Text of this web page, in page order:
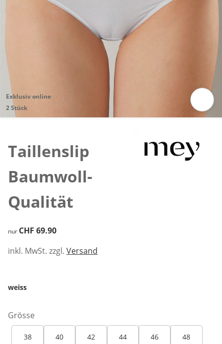
Exklusiv online
2 Stück
Taillenslip
Baumwoll-
Qualität
CHF 69.90
nur CHF 69.90
inkl. MwSt. zzgl. Versand
weiss
Grösse
38 40 42 44 46 48